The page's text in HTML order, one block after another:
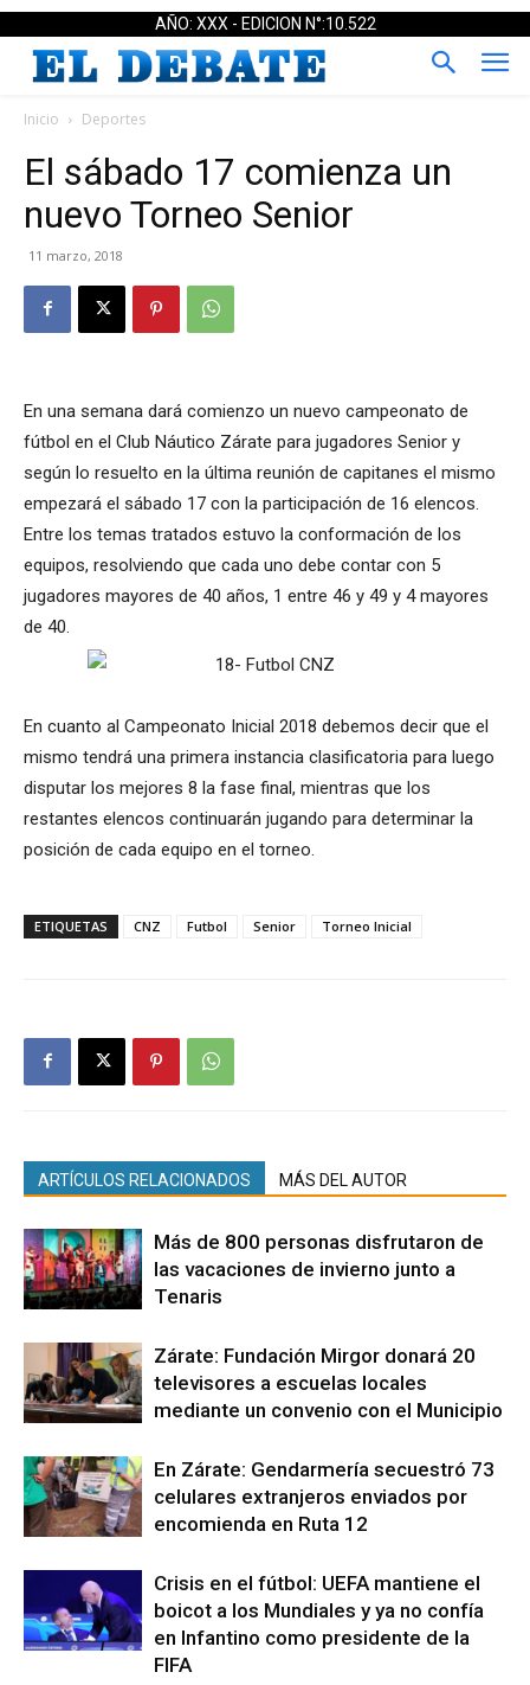
AÑO: XXX - EDICION N°:10.522
Inicio Deportes
El sábado 17 comienza un
nuevo Torneo Senior
11 marzo, 2018
En una semana dará comienzo un nuevo campeonato de
fútbol en el Club Náutico Zárate para jugadores Senior y
según lo resuelto en la última reunión de capitanes el mismo
empezará el sábado 17 con la participación de 16 elencos.
Entre los temas tratados estuvo la conformación de los
equipos, resolviendo que cada uno debe contar con 5
jugadores mayores de 40 años, 1 entre 46 y 49 y 4 mayores
de 40.
En cuanto al Campeonato Inicial 2018 debemos decir que el
mismo tendrá una primera instancia clasificatoria para luego
disputar los mejores 8 la fase final, mientras que los
restantes elencos continuarán jugando para determinar la
posición de cada equipo en el torneo.
ETIQUETAS CNZ Futbol Senior Torneo Inicial
ARTÍCULOS RELACIONADOS MÁS DEL AUTOR
Más de 800 personas disfrutaron de
las vacaciones de invierno junto a
Tenaris
Zárate: Fundación Mirgor donará 20
televisores a escuelas locales
mediante un convenio con el Municipio
En Zárate: Gendarmería secuestró 73
celulares extranjeros enviados por
encomienda en Ruta 12
Crisis en el fútbol: UEFA mantiene el
boicot a los Mundiales y ya no confía
en Infantino como presidente de la
FIFA